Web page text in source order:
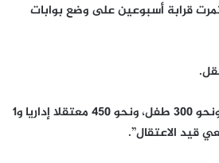
قرابة أسبوعين على وضع بوابات
وقال البيان إن من بين المعتقلين “62 أسيرة، بينهن 10 فتيات قاصرات، ونحو 300 طفل، ونحو 450 معتقلا إداريا و1